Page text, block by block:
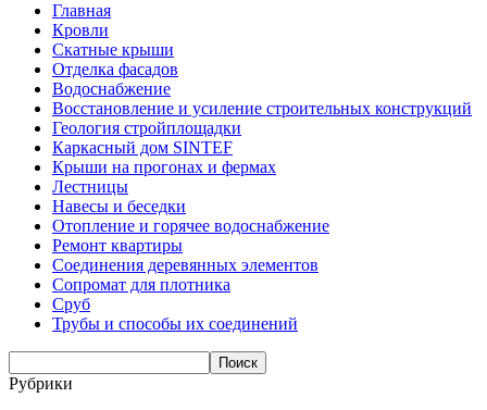
Главная
Кровли
Скатные крыши
Отделка фасадов
Водоснабжение
Восстановление и усиление строительных конструкций
Геология стройплощадки
Каркасный дом SINTEF
Крыши на прогонах и фермах
Лестницы
Навесы и беседки
Отопление и горячее водоснабжение
Ремонт квартиры
Соединения деревянных элементов
Сопромат для плотника
Сруб
Трубы и способы их соединений
Рубрики